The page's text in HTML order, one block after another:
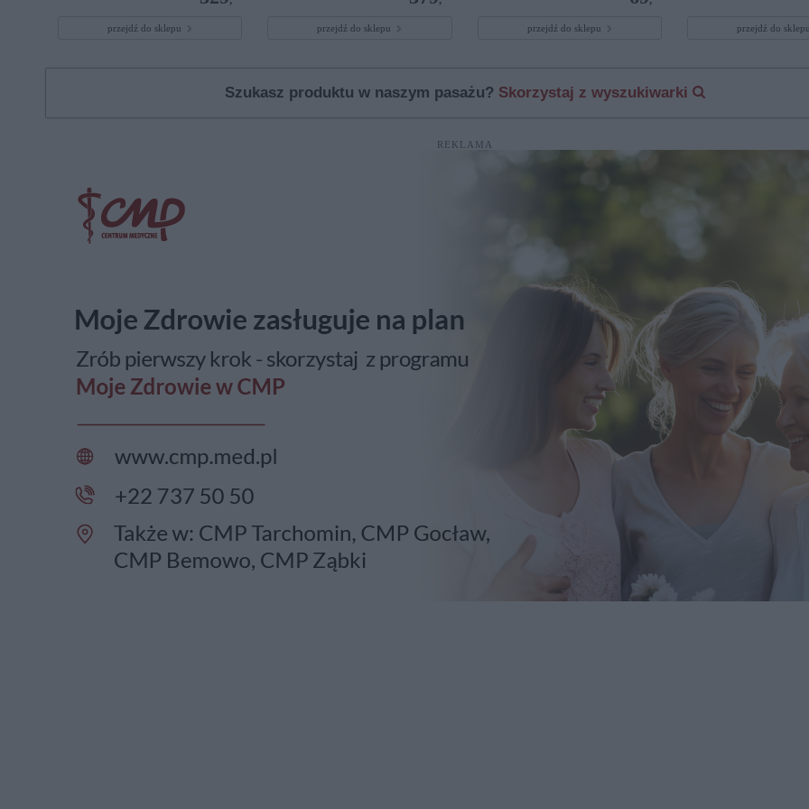
przejdź do sklepu przejdź do sklepu przejdź do sklepu przejdź do
Szukasz produktu w naszym pasażu? Skorzystaj z wyszukiwarki
REKLAMA